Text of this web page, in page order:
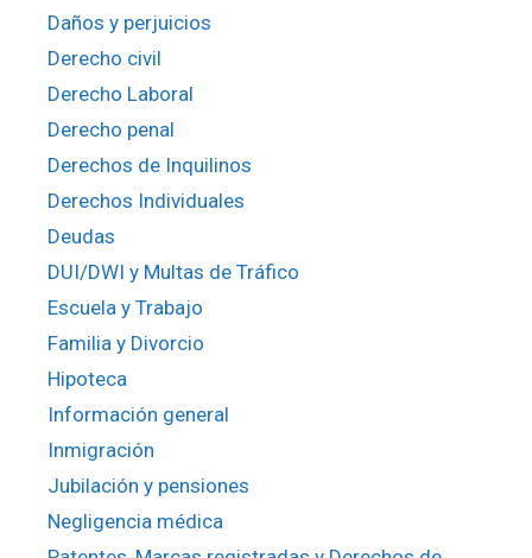
Daños y perjuicios
Derecho civil
Derecho Laboral
Derecho penal
Derechos de Inquilinos
Derechos Individuales
Deudas
DUI/DWI y Multas de Tráfico
Escuela y Trabajo
Familia y Divorcio
Hipoteca
Información general
Inmigración
Jubilación y pensiones
Negligencia médica